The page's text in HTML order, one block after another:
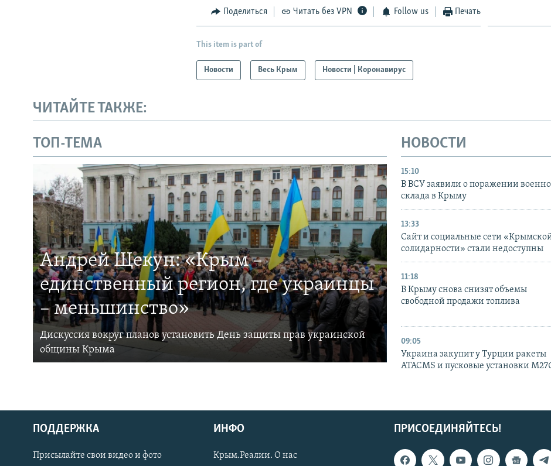
Українською
Поделиться Читать без VPN Follow us Печать
This item is part of
Новости Весь Крым Новости | Коронавирус
ЧИТАЙТЕ ТАКЖЕ:
ТОП-ТЕМА
Андрей Щекун: «Крым –
единственный регион, где украинцы
– меньшинство»
Дискуссия вокруг планов установить День защиты прав украинской
общины Крыма
НОВОСТИ
15:10
В ВСУ заявили о поражении
склада в Крыму
13:33
Сайт и социальные сети
солидарности» стали недоступны
11:18
В Крыму снова снизят объемы
свободной продажи топлива
09:05
Украина закупит у Турции ракеты
ATACMS и пусковые установки
ПРИСОЕДИНЯЙТЕСЬ!
ПОДДЕРЖКА
Присылайте свои видео и фото
ИНФО
Крым.Реалии. О нас